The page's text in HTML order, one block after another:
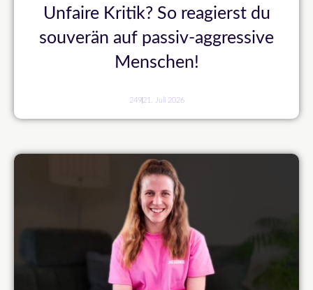
Unfaire Kritik? So reagierst du
souverän auf passiv-aggressive
Menschen!
249 21. Juli 2026